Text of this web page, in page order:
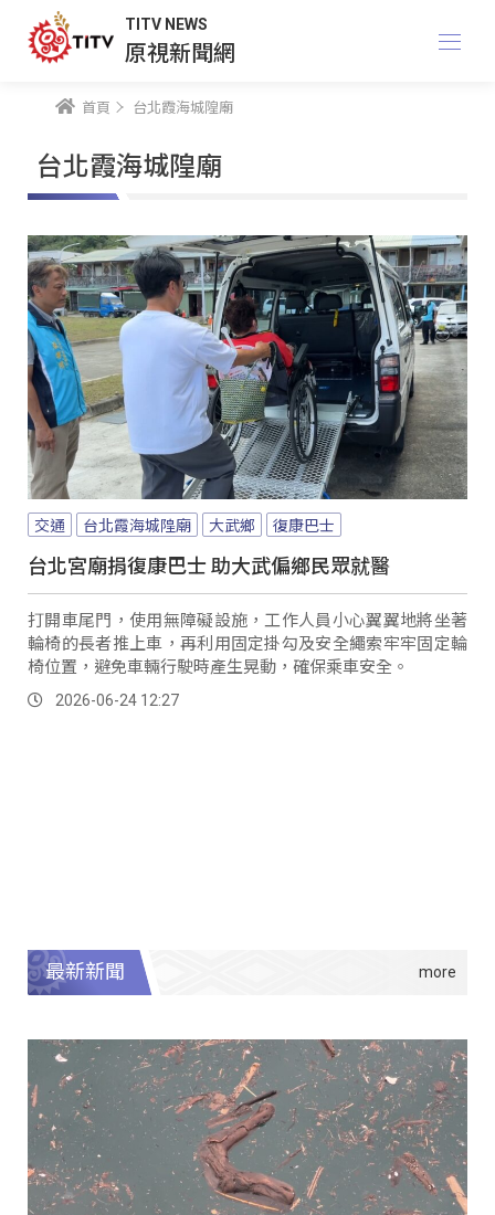
TITV NEWS
原視新聞網
首頁 台北霞海城隍廟
台北霞海城隍廟
交通 台北霞海城隍廟 大武鄉 復康巴士
台北宮廟捐復康巴士 助大武偏鄉民眾就醫
打開車尾門，使用無障礙設施，工作人員小心翼翼地將坐著
輪椅的長者推上車，再利用固定掛勾及安全繩索牢牢固定輪
椅位置，避免車輛行駛時產生晃動，確保乘車安全。
2026-06-24 12:27
最新新聞